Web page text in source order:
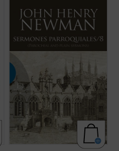
textos reunidos en este último volumen de
Sermones parroquiales
no formaron
parte de la primera edición de 1842, previa
a la conversión de Newman al catolicismo,